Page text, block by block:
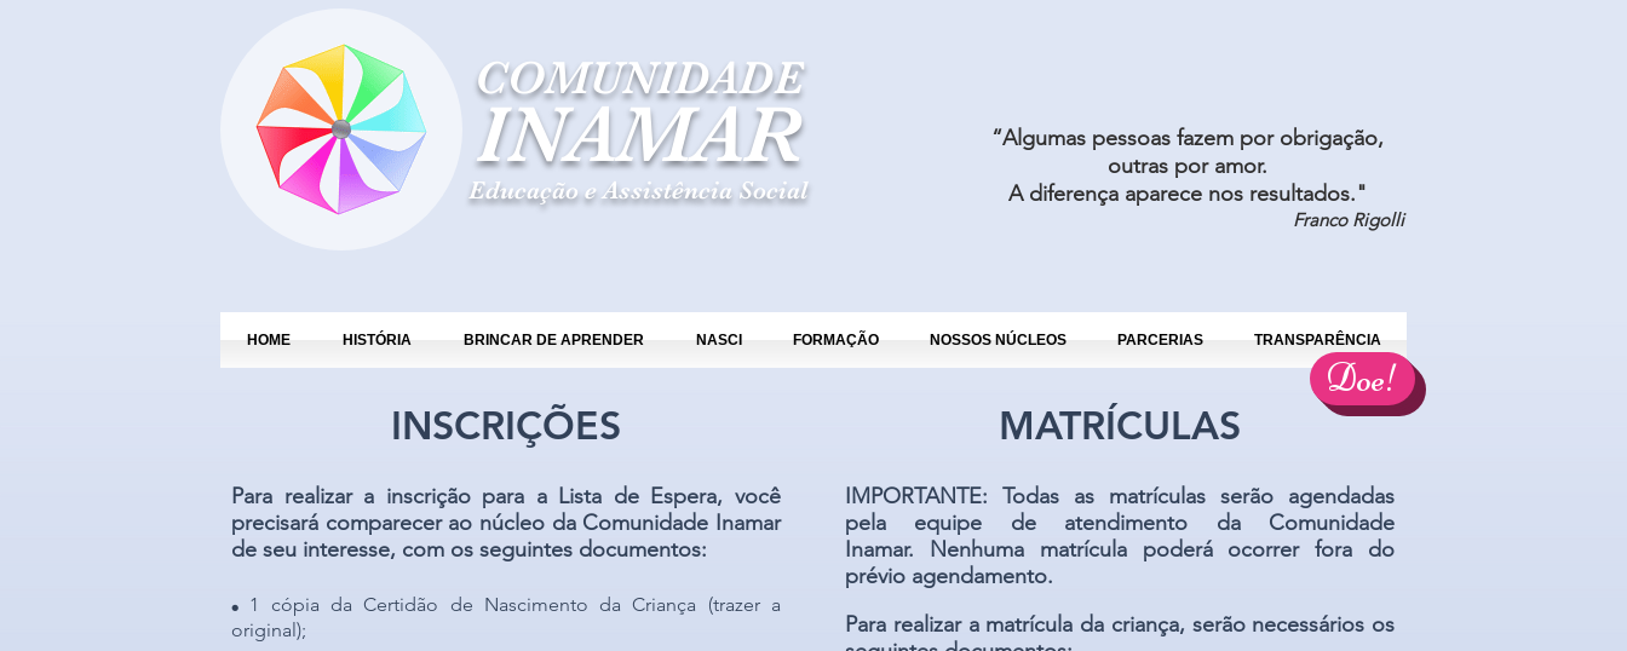
COMUNIDADE
INAMAR
Educação e Assistência Social
“Algumas pessoas fazem por obrigação,
outras por amor.
A diferença aparece nos resultados."
Franco Rigolli
HOME HISTÓRIA BRINCAR DE APRENDER NASCI FORMAÇÃO NOSSOS NÚCLEOS PARCERIAS TRANSPARÊNCIA
​ ​INSCRIÇÕES
Para realizar a inscrição para a Lista de Espera, você
precisará comparecer ao núcleo da Comunidade Inamar
de seu interesse, com os seguintes documentos:
. 1 cópia da Certidão de Nascimento da Criança (trazer a
original);
​ ​MATRÍCULAS
IMPORTANTE: Todas as matrículas serão agendadas
pela equipe de atendimento da Comunidade
Inamar. Nenhuma matrícula poderá ocorrer fora do
prévio agendamento.
Para realizar a matrícula da criança, serão necessários os
Doe!